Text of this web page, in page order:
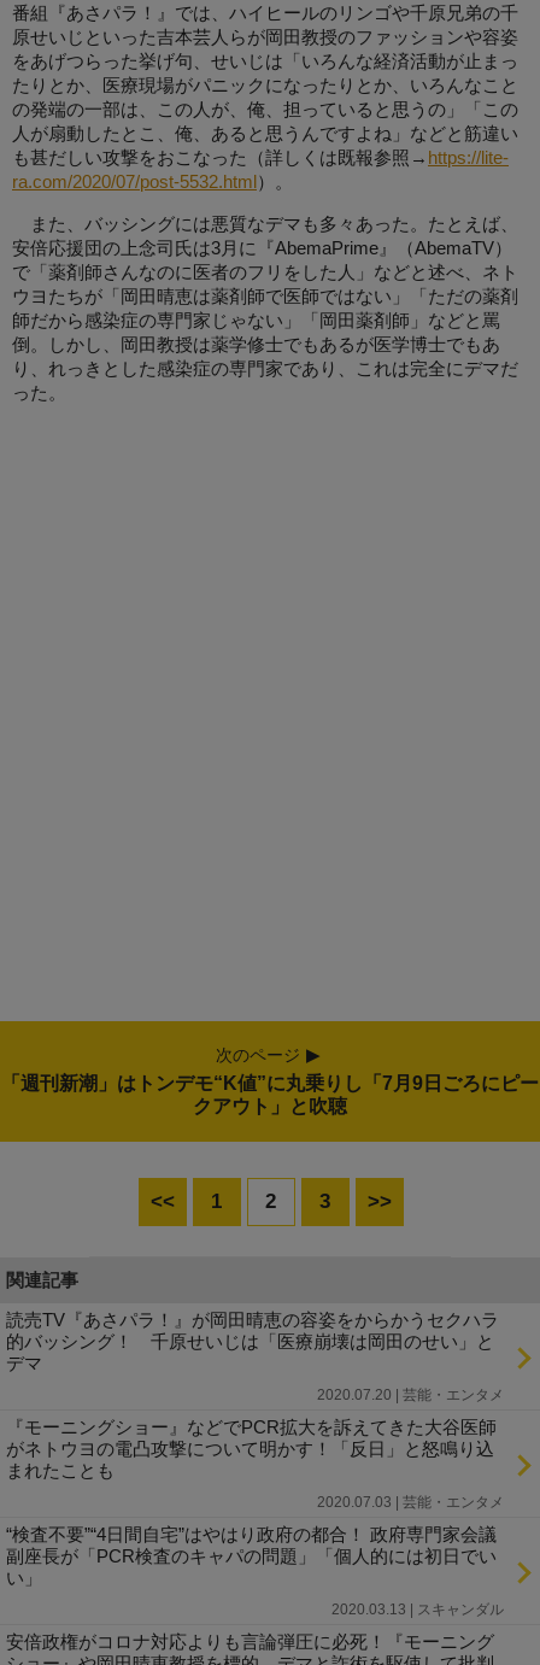
番組『あさパラ！』では、ハイヒールのリンゴや千原兄弟の千
原せいじといった吉本芸人らが岡田教授のファッションや容姿
をあげつらった挙げ句、せいじは「いろんな経済活動が止まっ
たりとか、医療現場がパニックになったりとか、いろんなこと
の発端の一部は、この人が、俺、担っていると思うの」「この
人が扇動したとこ、俺、あると思うんですよね」などと筋違い
も甚だしい攻撃をおこなった（詳しくは既報参照→ https://lite-
ra.com/2020/07/post-5532.html ）。
また、バッシングには悪質なデマも多々あった。たとえば、
安倍応援団の上念司氏は3月に『AbemaPrime』（AbemaTV）
で「薬剤師さんなのに医者のフリをした人」などと述べ、ネト
ウヨたちが「岡田晴恵は薬剤師で医師ではない」「ただの薬剤
師だから感染症の専門家じゃない」「岡田薬剤師」などと罵
倒。しかし、岡田教授は薬学修士でもあるが医学博士でもあ
り、れっきとした感染症の専門家であり、これは完全にデマだ
った。
次のページ
「週刊新潮」はトンデモ“K値”に丸乗りし「7月9日ごろにピー
クアウト」と吹聴
<< 1 2 3 >>
関連記事
読売TV『あさパラ！』が岡田晴恵の容姿をからかうセクハラ
的バッシング！ 千原せいじは「医療崩壊は岡田のせい」と
デマ
2020.07.20 | 芸能・エンタメ
『モーニングショー』などでPCR拡大を訴えてきた大谷医師
がネトウヨの電凸攻撃について明かす！「反日」と怒鳴り込
まれたことも
2020.07.03 | 芸能・エンタメ
“検査不要”“4日間自宅”はやはり政府の都合！ 政府専門家会議
副座長が「PCR検査のキャパの問題」「個人的には初日でい
い」
2020.03.13 | スキャンダル
安倍政権がコロナ対応よりも言論弾圧に必死！『モーニング